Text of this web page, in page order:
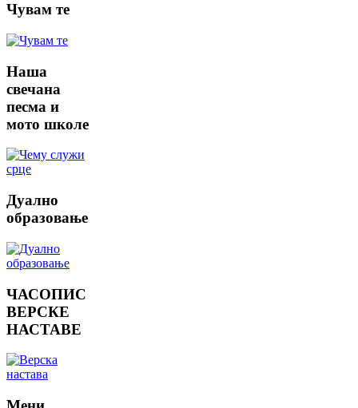
Чувам те
Наша
свечана
песма и
мото школе
Дуално
образовање
ЧАСОПИС
ВЕРСКЕ
НАСТАВЕ